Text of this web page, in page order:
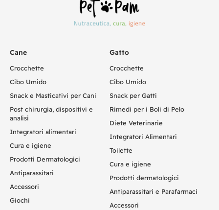
Cane
Crocchette
Cibo Umido
Snack e Masticativi per Cani
Post chirurgia, dispositivi e
analisi
Integratori alimentari
Cura e igiene
Prodotti Dermatologici
Antiparassitari
Accessori
Giochi
Gatto
Crocchette
Cibo Umido
Snack per Gatti
Rimedi per i Boli di Pelo
Diete Veterinarie
Integratori Alimentari
Toilette
Cura e igiene
Prodotti dermatologici
Antiparassitari e Parafarmaci
Accessori